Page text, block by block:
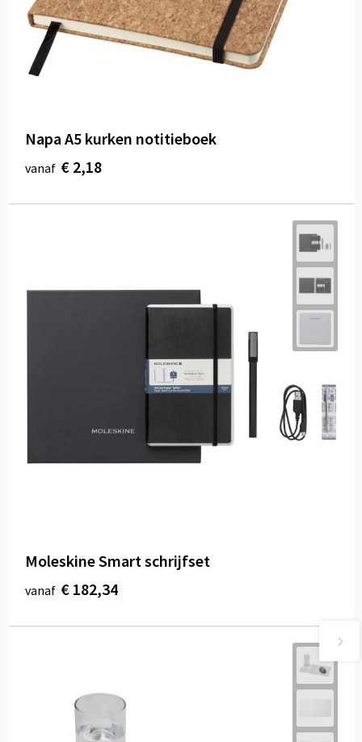
Napa A5 kurken notitieboek
vanaf € 2,18
Moleskine Smart schrijfset
vanaf € 182,34